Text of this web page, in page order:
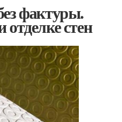
фактуры.
стен